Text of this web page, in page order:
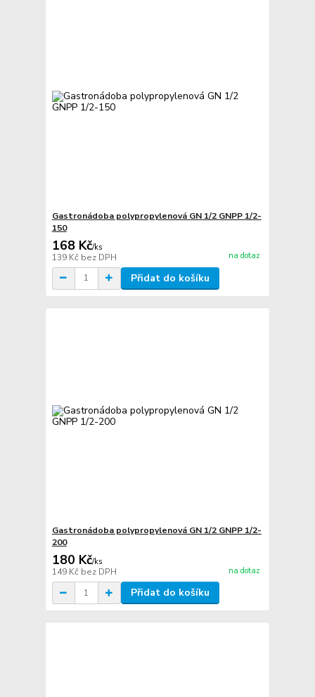
Gastronádoba polypropylenová GN 1/2 GNPP 1/2-
150
168 Kč/ks
139 Kč bez DPH na dotaz
Přidat do košíku
Gastronádoba polypropylenová GN 1/2 GNPP 1/2-
200
180 Kč/ks
149 Kč bez DPH na dotaz
Přidat do košíku